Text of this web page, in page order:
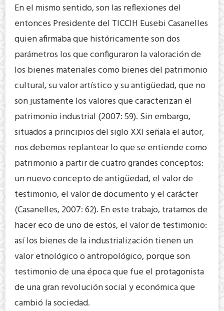
En el mismo sentido, son las reflexiones del
entonces Presidente del TICCIH Eusebi Casanelles
quien afirmaba que históricamente son dos
parámetros los que configuraron la valoración de
los bienes materiales como bienes del patrimonio
cultural, su valor artístico y su antigüedad, que no
son justamente los valores que caracterizan el
patrimonio industrial (2007: 59). Sin embargo,
situados a principios del siglo XXI señala el autor,
nos debemos replantear lo que se entiende como
patrimonio a partir de cuatro grandes conceptos:
un nuevo concepto de antigüedad, el valor de
testimonio, el valor de documento y el carácter
(Casanelles, 2007: 62). En este trabajo, tratamos de
hacer eco de uno de estos, el valor de testimonio:
así los bienes de la industrialización tienen un
valor etnológico o antropológico, porque son
testimonio de una época que fue el protagonista
de una gran revolución social y económica que
cambió la sociedad.